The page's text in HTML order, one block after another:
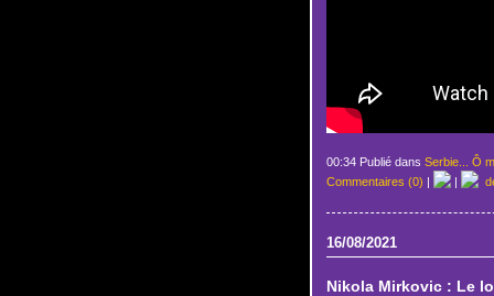
00:34 Publié dans Serbie... Ô
Commentaires (0) | |
16/08/2021
Nikola Mirkovic : Le